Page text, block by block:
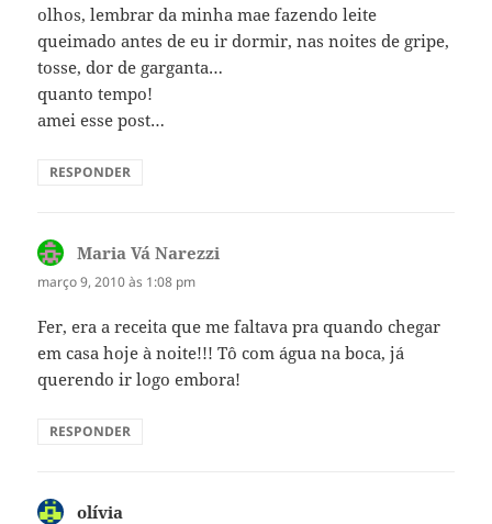
olhos, lembrar da minha mae fazendo leite
queimado antes de eu ir dormir, nas noites de gripe,
tosse, dor de garganta…
quanto tempo!
amei esse post…
RESPONDER
Maria Vá Narezzi
março 9, 2010 às 1:08 pm
Fer, era a receita que me faltava pra quando chegar
em casa hoje à noite!!! Tô com água na boca, já
querendo ir logo embora!
RESPONDER
olívia